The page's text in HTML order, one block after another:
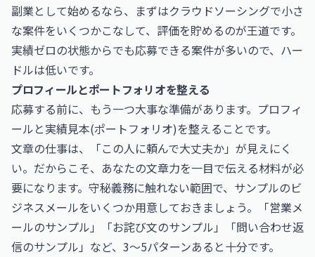
副業として始めるなら、まずはクラウドソーシングで小さ
な案件をいくつかこなして、評価を貯めるのが王道です。
実績ゼロの状態からでも応募できる案件が多いので、ハー
ドルは低いです。
プロフィールとポートフォリオを整える
応募する前に、もう一つ大事な準備があります。プロフィ
ールと実績見本(ポートフォリオ)を整えることです。
文章の仕事は、「この人に頼んで大丈夫か」が見えにく
い。だからこそ、あなたの文章力を一目で伝える材料が必
要になります。守秘義務に触れない範囲で、サンプルのビ
ジネスメールをいくつか用意しておきましょう。「営業メ
ールのサンプル」「お詫び文のサンプル」「問い合わせ返
信のサンプル」など、3〜5パターンあると十分です。